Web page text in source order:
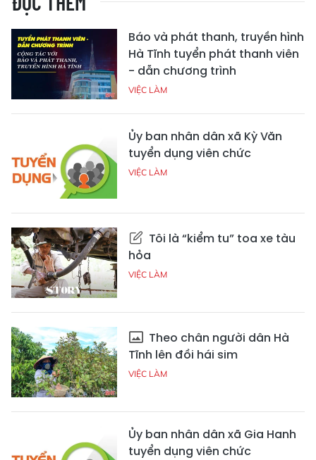
Báo và phát thanh, truyền hình
Hà Tĩnh tuyển phát thanh viên
- dẫn chương trình
VIỆC LÀM
Ủy ban nhân dân xã Kỳ Văn
tuyển dụng viên chức
VIỆC LÀM
Tôi là “kiểm tu” toa xe tàu
hỏa
VIỆC LÀM
Theo chân người dân Hà
Tĩnh lên đồi hái sim
VIỆC LÀM
Ủy ban nhân dân xã Gia Hanh
tuyển dụng viên chức